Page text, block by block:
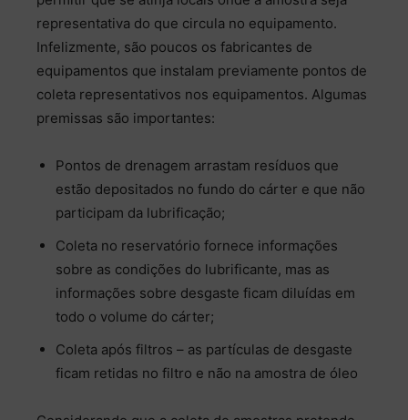
representativa do que circula no equipamento.
Infelizmente, são poucos os fabricantes de
equipamentos que instalam previamente pontos de
coleta representativos nos equipamentos. Algumas
premissas são importantes:
Pontos de drenagem arrastam resíduos que
estão depositados no fundo do cárter e que não
participam da lubrificação;
Coleta no reservatório fornece informações
sobre as condições do lubrificante, mas as
informações sobre desgaste ficam diluídas em
todo o volume do cárter;
Coleta após filtros – as partículas de desgaste
ficam retidas no filtro e não na amostra de óleo